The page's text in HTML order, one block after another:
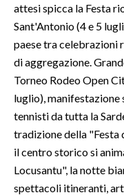
PUBBLICITÀ
SPIAGGE
STORE
attesi spicca la Festa
Sant'Antonio (4 e 5
paese tra celebrazioni
di aggregazione.
Torneo Rodeo Open
luglio),
tennisti da tutta la
tradizione della "Festa
il centro storico si
Locusantu", la notte
spettacoli itineranti,